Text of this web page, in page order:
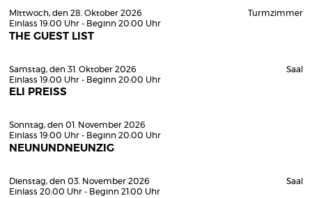
Mittwoch, den 28. Oktober 2026
Einlass 19:00 Uhr - Beginn 20:00 Uhr
THE GUEST LIST
Turmzimmer
Samstag, den 31. Oktober 2026
Einlass 19:00 Uhr - Beginn 20:00 Uhr
ELI PREISS
Saal
Sonntag, den 01. November 2026
Einlass 19:00 Uhr - Beginn 20:00 Uhr
NEUNUNDNEUNZIG
Dienstag, den 03. November 2026
Einlass 20:00 Uhr - Beginn 21:00 Uhr
Saal